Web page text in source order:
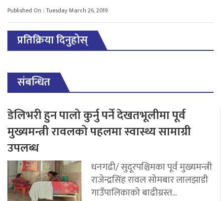
Published On : Tuesday March 26, 2019
प्रतिक्रिया दिनुहोस्
संबन्धित
डेलिभरी हुन पालो कुर्नु पर्ने देखतभूलीमा पूर्व
मुख्यमन्त्री रावलको पहलमा स्वास्थ्य सामाग्री
उपलब्ध
धनगढी/ सुदूरपश्चिमका पूर्व मुख्यमन्त्री
राजेन्द्रसिंह रावल सोमबार लालझाडी
गाउँपालिकाको बाढीग्रस्त...